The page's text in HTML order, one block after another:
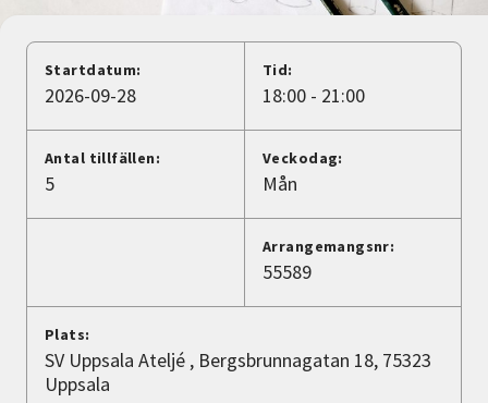
Nyheter
Avdelningar
Lyssna
Startdatum:
2026-09-28
Tid:
18:00 - 21:00
Antal tillfällen:
5
Veckodag:
Mån
Arrangemangsnr:
55589
Plats:
SV Uppsala Ateljé , Bergsbrunnagatan 18, 75323
Uppsala